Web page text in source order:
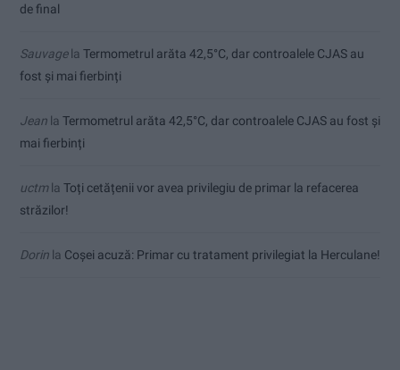
de final
Sauvagela Termometrul arăta 42,5°C, dar controalele CJAS au
fost și mai fierbinți
Jean la Termometrul arăta 42,5°C, dar controalele CJAS au fost și
mai fierbinți
uctmla Toți cetățenii vor avea privilegiu de primar la refacerea
străzilor!
Dorin la Coșei acuză: Primar cu tratament privilegiat la Herculane!